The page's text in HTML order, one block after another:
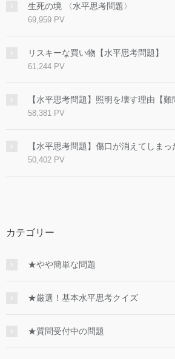
生死の境 〈水平思考問題〉
69,959 PV
リスキーな買い物【水平思考問題】
61,244 PV
【水平思考問題】照明を壊す理由【難
58,381 PV
【水平思考問題】傷口が消えてしま
50,402 PV
カテゴリー
★やや簡単な問題
★厳選！基本水平思考クイズ
★質問受付中の問題